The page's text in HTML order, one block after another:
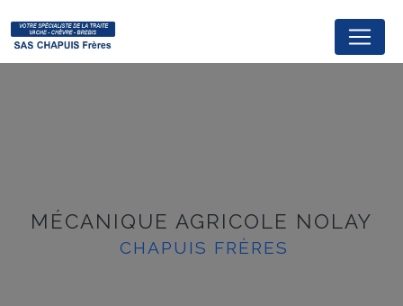
MÉCANIQUE AGRICOLE NOLAY
CHAPUIS FRÈRES